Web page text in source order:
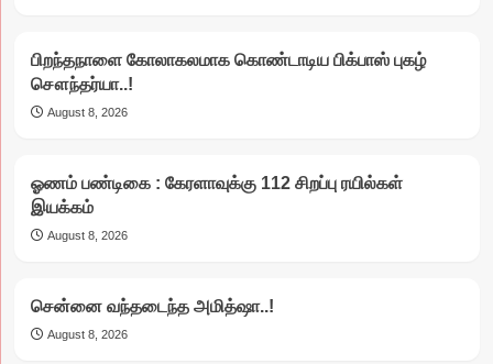
பிறந்தநாளை கோலாகலமாக கொண்டாடிய பிக்பாஸ் புகழ்
சௌந்தர்யா..!
August 8, 2026
ஓணம் பண்டிகை : கேரளாவுக்கு 112 சிறப்பு ரயில்கள்
இயக்கம்
August 8, 2026
சென்னை வந்தடைந்த அமித்ஷா..!
August 8, 2026